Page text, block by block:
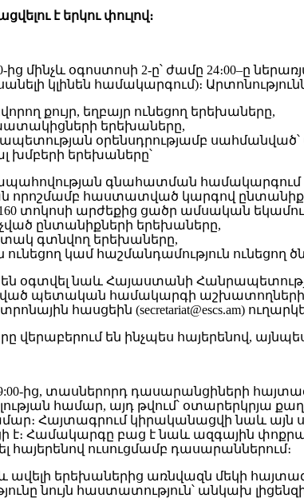
է երկու փուլով։
ից մինչև օգոստոսի 2-ը՝ ժամը 24։00–ը
կլինեն համակարգում)։
քույր, եղբայր ունեցող երեխաները,
երեխաները,
օրենսդրությամբ
խմբերի երեխաները՝
գնահատման համակարգում
որոշմամբ հաստատված կարգով
տոկոսի արժեքից ցածր ամսական
ընտանիքների երեխաները,
գտնվող երեխաները,
ունեցող կամ հաշմանդամություն ունեցող
են օգտվել նաև Հայաստանի
պետական համակարգի աշխատողների
հասցեին (secretariat@escs.am)
վերաբերում են ինչպես հայերենով,
ից, տասներորդ դասարանցիների
համար, այդ թվում՝ օտարերկրյա
Հայտագրում կիրականացվի նաև այն
է։ Համակարգը բաց է նաև ազգային
հայերենով ուսուցմամբ դասարաններում։
ավելի երեխաներից առնվազն մեկի
նույն հաստատություն՝ անկախ